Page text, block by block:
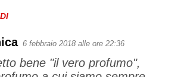
6 febbraio 2018 alle ore 22:36
bene "il vero profumo",